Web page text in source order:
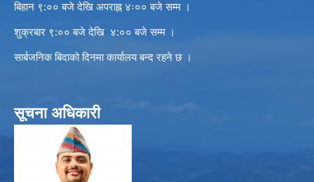
बिहान ९:०० बजे देखि अपराह्न ४ः०० बजे सम्म ।
शुक्रबार ९:०० बजे देखि ४:०० बजे सम्म ।
सार्बजनिक बिदाको दिनमा कार्यालय बन्द रहने छ ।
सूचना अधिकारी